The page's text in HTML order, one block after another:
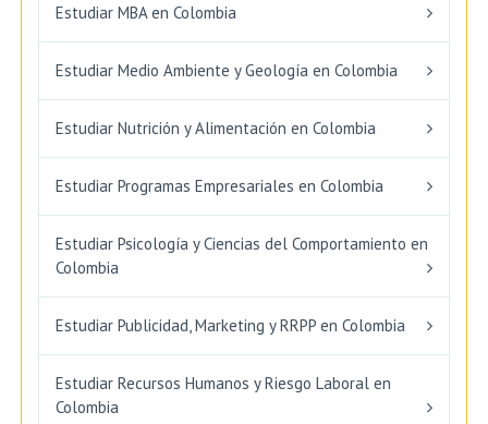
Estudiar MBA en Colombia
Estudiar Medio Ambiente y Geología en Colombia
Estudiar Nutrición y Alimentación en Colombia
Estudiar Programas Empresariales en Colombia
Estudiar Psicología y Ciencias del Comportamiento en
Colombia
Estudiar Publicidad, Marketing y RRPP en Colombia
Estudiar Recursos Humanos y Riesgo Laboral en
Colombia